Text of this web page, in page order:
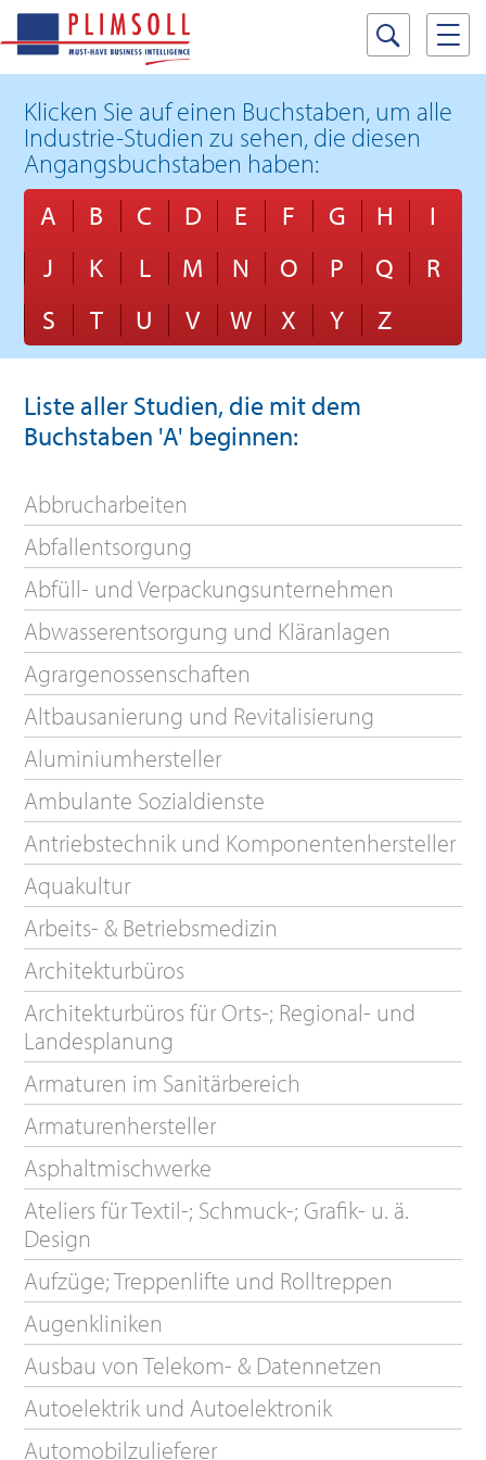
Klicken Sie auf einen Buchstaben, um alle
Industrie-Studien zu sehen, die diesen
Angangsbuchstaben haben:
A
B C D E F G H
I
J
K L M N O P Q
R
S
T U V W X Y Z
Liste aller Studien, die mit dem
Buchstaben 'A' beginnen:
Abbrucharbeiten
Abfallentsorgung
Abfüll- und Verpackungsunternehmen
Abwasserentsorgung und Kläranlagen
Agrargenossenschaften
Altbausanierung und Revitalisierung
Aluminiumhersteller
Ambulante Sozialdienste
Antriebstechnik und Komponentenhersteller
Aquakultur
Arbeits- & Betriebsmedizin
Architekturbüros
Architekturbüros für Orts-; Regional- und
Landesplanung
Armaturen im Sanitärbereich
Armaturenhersteller
Asphaltmischwerke
Ateliers für Textil-; Schmuck-; Grafik- u. ä.
Design
Aufzüge; Treppenlifte und Rolltreppen
Augenkliniken
Ausbau von Telekom- & Datennetzen
Autoelektrik und Autoelektronik
Automobilzulieferer